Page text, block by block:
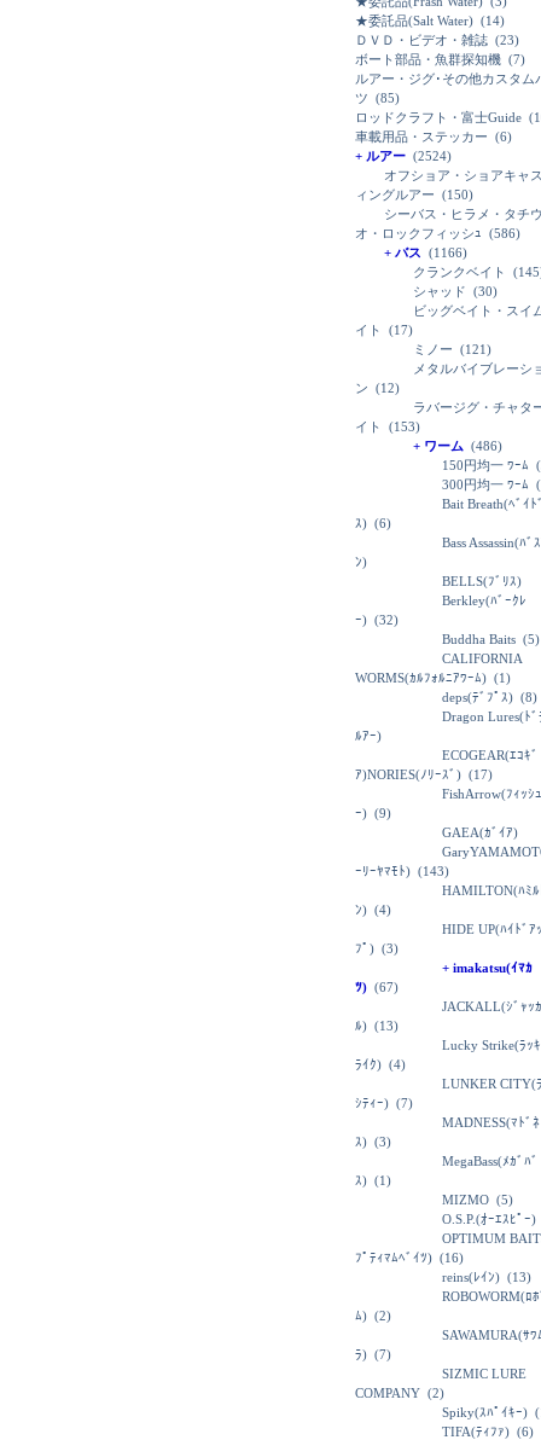
★委託品(Salt Water) (14)
ＤＶＤ・ビデオ・雑誌 (23)
ボート部品・魚群探知機 (7)
ルアー・ジグ･その他カスタム
ツ (85)
ロッドクラフト・富士Guide
車載用品・ステッカー (6)
+ ルアー (2524)
オフショア・ショアキャ
ィングルアー (150)
シーバス・ヒラメ・タチウ
オ・ロックフィッシｭ (586)
+ バス (1166)
クランクベイト
シャッド (30)
ビッグベイト・スイ
イト
(17)
ミノー (121)
メタルバイブレーシ
ン (12)
ラバージグ・チャタ
イト
(153)
+ ワーム (486)
150円均一 ﾜｰﾑ
300円均一 ﾜｰﾑ
Bait Breath(ﾍﾞｲﾄ
ｽ) (6)
Bass Assassin(ﾊﾞ
ﾝ)
BELLS(ﾌﾞﾘｽ)
Berkley(ﾊﾞｰｸﾚ
ｰ) (32)
Buddha Baits (5)
CALIFORNIA
WORMS(ｶﾙﾌｫﾙﾆｱﾜｰﾑ) (1)
deps(ﾃﾞﾌﾟｽ) (8)
Dragon Lures(ﾄﾞ
ﾙｱｰ)
ECOGEAR(ｴｺｷﾞ
ｱ)NORIES(ﾉﾘｰｽﾞ) (17)
FishArrow(ﾌｨｯｼ
ｰ) (9)
GAEA(ｶﾞｲｱ)
ｰﾘｰﾔﾏﾓﾄ) (143)
HAMILTON(ﾊﾐﾙ
ﾝ) (4)
HIDE UP(ﾊｲﾄﾞｱｯ
ﾌﾟ) (3)
+ imakatsu(ｲﾏｶ
ﾂ) (67)
JACKALL(ｼﾞｬｯｶ
ﾙ) (13)
Lucky Strike(ﾗｯ
ﾗｲｸ) (4)
LUNKER CITY(
ｼﾃｨｰ) (7)
MADNESS(ﾏﾄﾞﾈ
ｽ) (3)
MegaBass(ﾒｶﾞﾊﾞ
ｽ) (1)
MIZMO (5)
O.S.P.(ｵｰｴｽﾋﾟｰ)
OPTIMUM
ﾌﾟﾃｨﾏﾑﾍﾞｲﾂ) (16)
reins(ﾚｲﾝ) (13)
ROBOWORM(ﾛ
ﾑ) (2)
SAWAMURA(ｻﾜ
ﾗ) (7)
SIZMIC LURE
COMPANY (2)
Spiky(ｽﾊﾟｲｷｰ)
TIFA(ﾃｨﾌｧ) (6)